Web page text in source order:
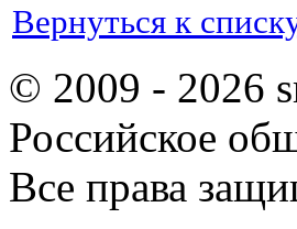
Вернуться к
© 2009 - 2026
Российское
Все права